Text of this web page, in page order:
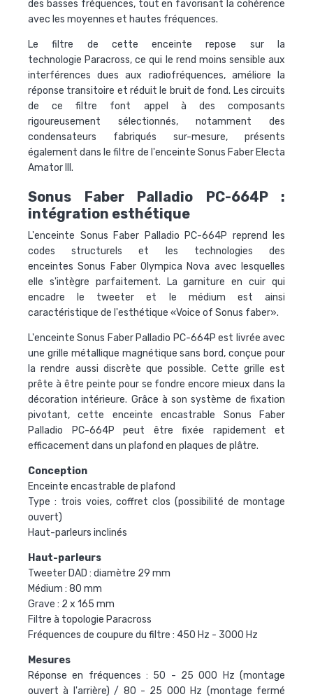
des basses fréquences, tout en favorisant la cohérence
avec les moyennes et hautes fréquences.
Le filtre de cette enceinte repose sur la
technologieParacross, ce qui le rend moins sensible aux
interférences dues aux radiofréquences, améliore la
réponse transitoire et réduit le bruit de fond. Les circuits
de ce filtre font appel à des composants
rigoureusement sélectionnés, notamment des
condensateurs fabriqués sur-mesure, présents
également dans le filtre de l'enceinte Sonus Faber Electa
Amator III.
Sonus Faber Palladio PC-664P :
intégration esthétique
L'enceinte Sonus Faber Palladio PC-664P reprend les
codes structurels et les technologies des
enceintesSonus Faber Olympica Nova avec lesquelles
elle s'intègre parfaitement. La garniture en cuir qui
encadre le tweeter et le médium est ainsi
caractéristique de l'esthétique «Voice of Sonus faber».
L'enceinte Sonus Faber Palladio PC-664P est livrée avec
une grille métallique magnétique sans bord, conçue pour
la rendre aussi discrète que possible. Cette grille est
prête à être peinte pour se fondre encore mieux dans la
décoration intérieure. Grâce à son système de fixation
pivotant, cette enceinte encastrable Sonus Faber
Palladio PC-664P peut être fixée rapidement et
efficacement dans un plafond en plaques de plâtre.
Conception
Enceinte encastrable de plafond
Type : trois voies, coffret clos (possibilité de montage
ouvert)
Haut-parleurs inclinés
Haut-parleurs
Tweeter DAD : diamètre 29 mm
Médium : 80 mm
Grave : 2 x 165 mm
Filtre à topologie Paracross
Fréquences de coupure du filtre : 450 Hz - 3000 Hz
Mesures
Réponse en fréquences : 50 - 25 000 Hz (montage
ouvert à l'arrière) / 80 - 25 000 Hz (montage fermé